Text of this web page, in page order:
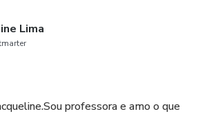
Lima
professora e amo o que